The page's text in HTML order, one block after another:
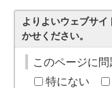
よりよいウェブサ
かせください。
このページに
特にない